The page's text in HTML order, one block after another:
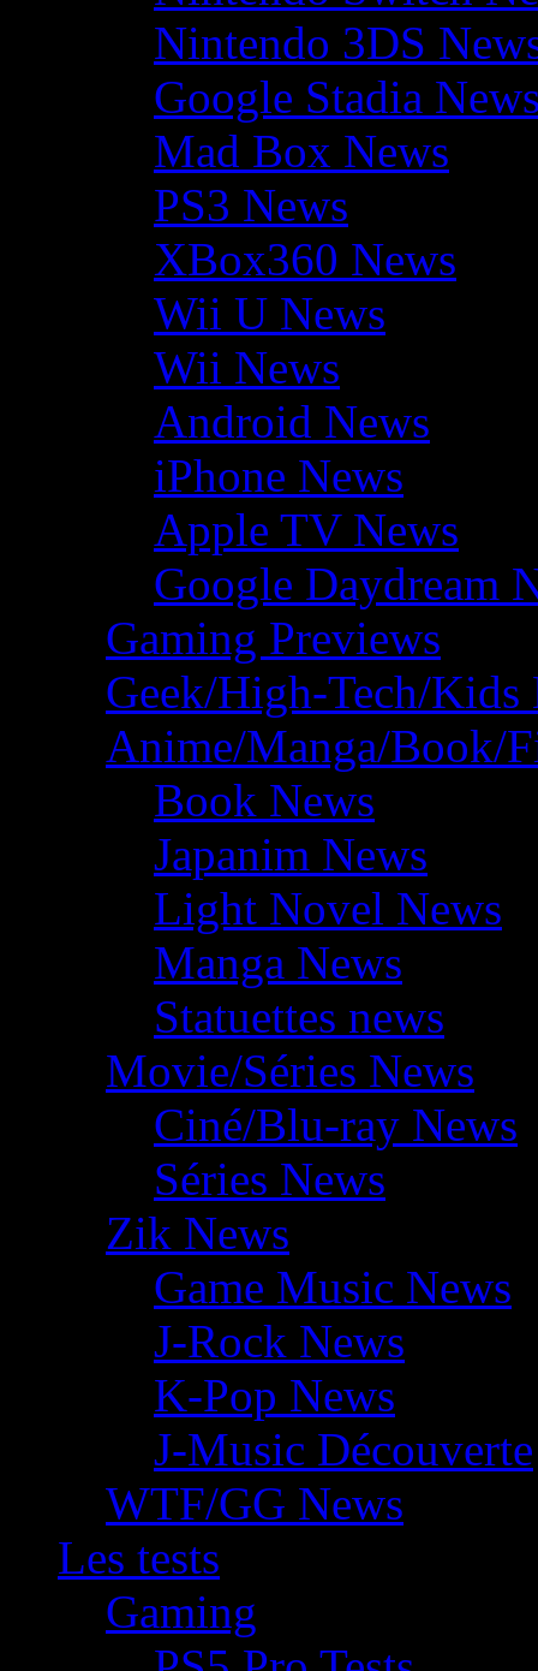
Nintendo 3DS
Google Stadia
Mad Box News
PS3 News
XBox360 News
Wii U News
Wii News
Android News
iPhone News
Apple TV News
Google Daydream
Gaming Previews
Geek/High-Tech/Kids
Anime/Manga/Book/
Book News
Japanim News
Light Novel News
Manga News
Statuettes news
Movie/Séries News
Ciné/Blu-ray News
Séries News
Zik News
Game Music News
J-Rock News
K-Pop News
J-Music Découverte
WTF/GG News
Les tests
Gaming